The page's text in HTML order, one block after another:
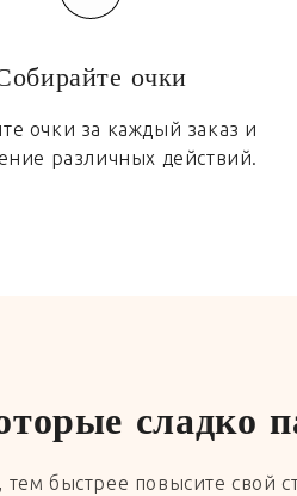
очки
очки за каждый заказ и
различных действий.
сладко
быстрее повысите свой